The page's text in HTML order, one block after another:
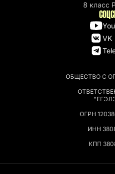
ОБЩЕСТВО С
ОГРН
ИНН
КПП
8 класс
VK